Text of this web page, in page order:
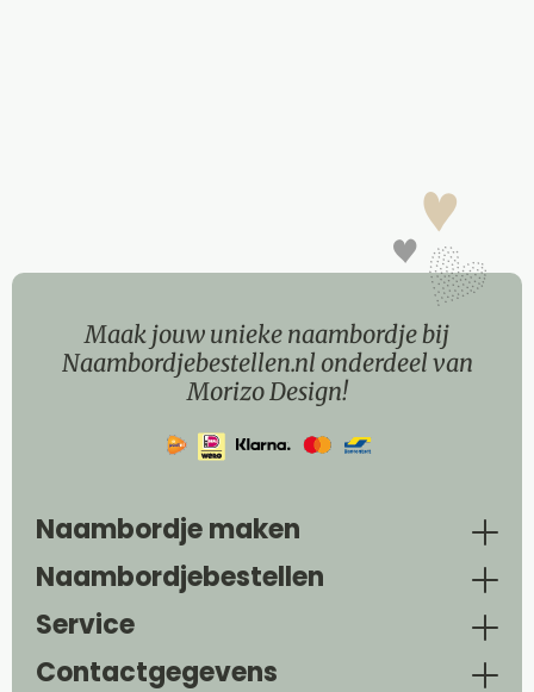
Maak jouw unieke naambordje bij
Naambordjebestellen.nl onderdeel van
Morizo Design!
Naambordje maken
Naambordjebestellen
Service
Contactgegevens